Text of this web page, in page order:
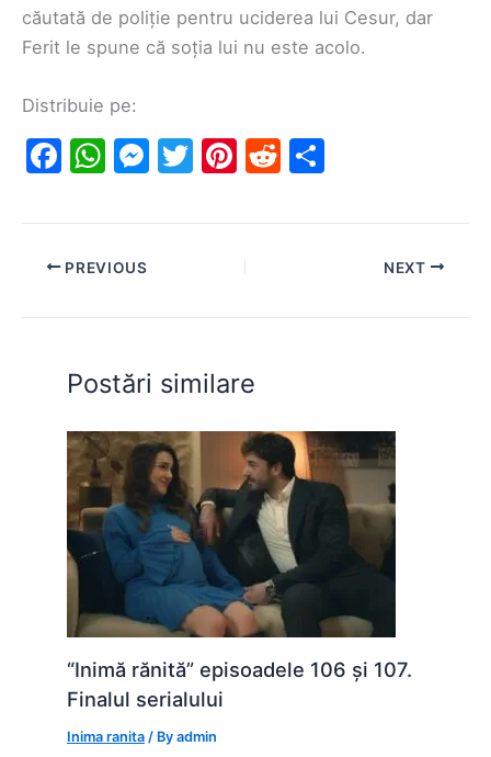
căutată de poliție pentru uciderea lui Cesur, dar
Ferit le spune că soția lui nu este acolo.
Distribuie pe:
F
c
e
o
o
k
W
at
s
p
p
M
s
n
g
er
T
itt
Pi
er
e
R
d ar
PREVIOUS NEXT
Postări similare
“Inimă rănită” episoadele 106 și 107.
Finalul serialului
Inima ranita / Byadmin